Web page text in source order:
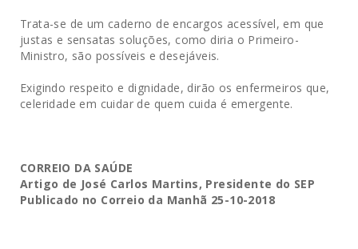
Trata-se de um caderno de encargos acessível, em que
justas e sensatas soluções, como diria o Primeiro-
Ministro, são possíveis e desejáveis.
Exigindo respeito e dignidade, dirão os enfermeiros que,
celeridade em cuidar de quem cuida é emergente.
CORREIO DA SAÚDE
Artigo de José Carlos Martins, Presidente do SEP
Publicado no Correio da Manhã 25-10-2018